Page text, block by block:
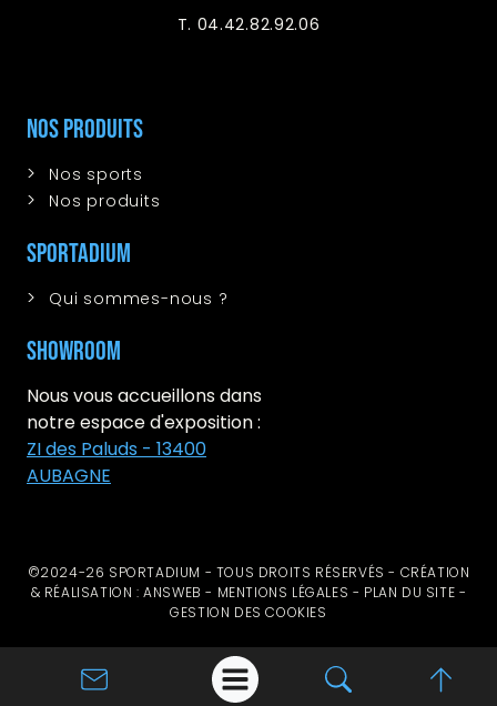
T. 04.42.82.92.06
Nos produits
Nos sports
Nos produits
Sportadium
Qui sommes-nous ?
Showroom
Nous vous accueillons dans
notre espace d'exposition :
ZI des Paluds - 13400
AUBAGNE
©2024-26 SPORTADIUM - TOUS DROITS RÉSERVÉS - CRÉATION
& RÉALISATION : ANSWEB - MENTIONS LÉGALES - PLAN DU SITE -
GESTION DES COOKIES